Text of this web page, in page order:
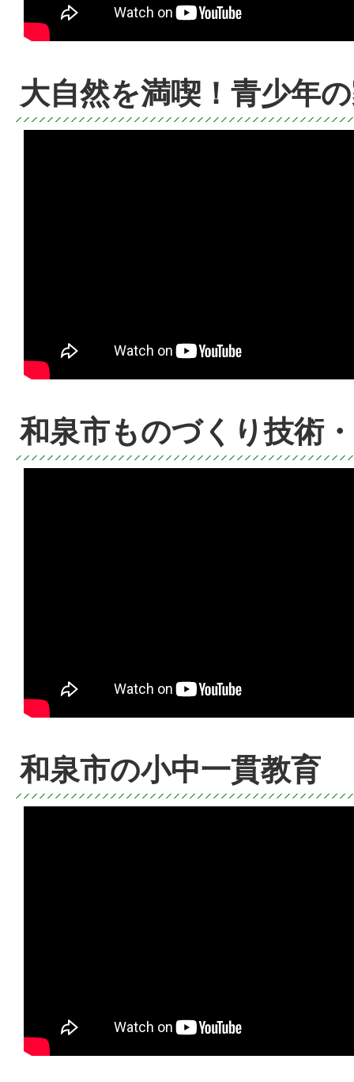
大自然を満喫！青少年
和泉市ものづくり技術
和泉市の小中一貫教育